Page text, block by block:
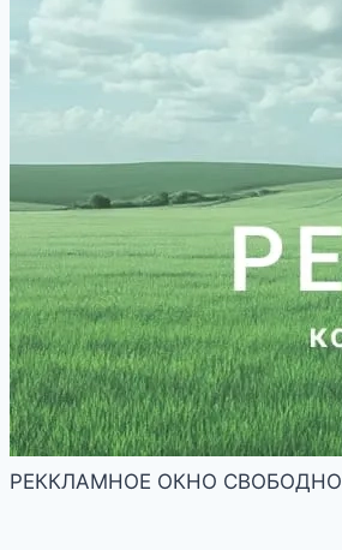
РЕККЛАМНОЕ ОКНО СВОБОДНО